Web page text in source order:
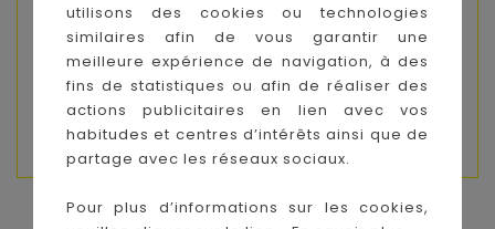
utilisons des cookies ou technologies
similaires afin de vous garantir une
meilleure expérience de navigation, à des
fins de statistiques ou afin de réaliser des
actions publicitaires en lien avec vos
habitudes et centres d’intérêts ainsi que de
partage avec les réseaux sociaux.
Pour plus d’informations sur les cookies,
Composition : 80% coton/20% polyester / col :
100% Silicone
Lavage : Lavable en machine à 30°
Dimensions : 18x21 cm